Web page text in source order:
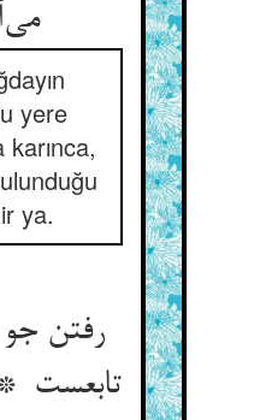
می‌آید بلی
yere
ya.
رفتن
تابعست